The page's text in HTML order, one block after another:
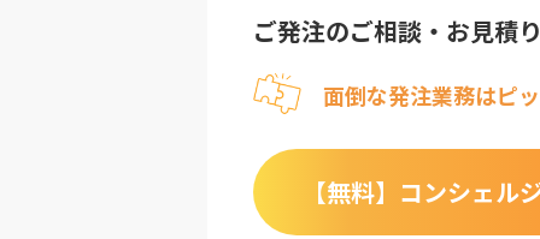
ご発注のご相談・お見積
面倒な発注業務はピ
【無料】 コンシェル